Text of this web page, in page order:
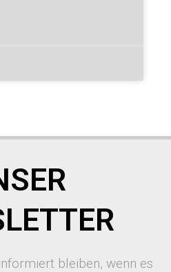
bleiben, wenn es